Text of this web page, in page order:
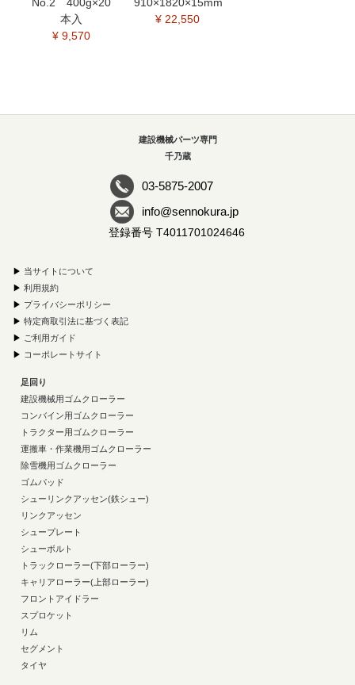
本入
¥ 9,570
¥ 22,550
建設機械パーツ専門
千乃蔵
03-5875-2007
info@sennokura.jp
登録番号 T4011701024646
▶ 当サイトについて
▶ 利用規約
▶ プライバシーポリシー
▶ 特定商取引法に基づく表記
▶ ご利用ガイド
▶ コーポレートサイト
足回り
建設機械用ゴムクローラー
コンバイン用ゴムクローラー
トラクター用ゴムクローラー
運搬車・作業機用ゴムクローラー
除雪機用ゴムクローラー
ゴムパッド
シューリンクアッセン(鉄シュー)
リンクアッセン
シュープレート
シューボルト
トラックローラー(下部ローラー)
キャリアローラー(上部ローラー)
フロントアイドラー
スプロケット
リム
セグメント
タイヤ